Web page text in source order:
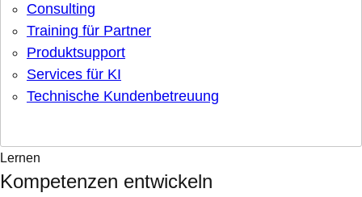
Consulting
Training für Partner
Produktsupport
Services für KI
Technische Kundenbetreuung
Lernen
Kompetenzen entwickeln